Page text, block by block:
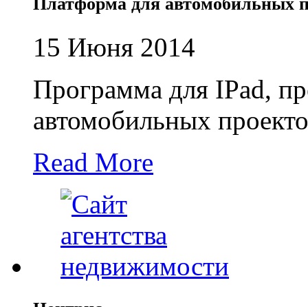
15 Июня 2014
Программа для IPad,
автомобильных
Read More